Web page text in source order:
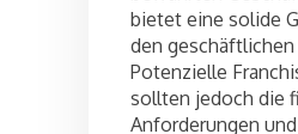
bietet eine solide
den geschäftlichen
Potenzielle
sollten jedoch die
Anforderungen und